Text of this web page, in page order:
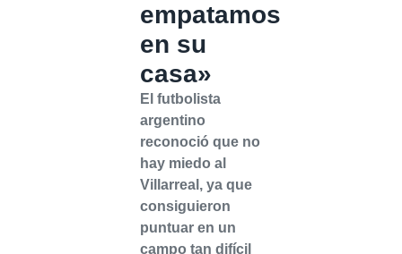
empatamos
en su
casa»
El futbolista
argentino
reconoció que no
hay miedo al
Villarreal, ya que
consiguieron
puntuar en un
campo tan difícil